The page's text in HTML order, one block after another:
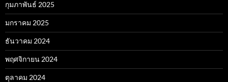
กุมภาพันธ์ 2025
มกราคม 2025
ธันวาคม 2024
พฤศจิกายน 2024
ตุลาคม 2024